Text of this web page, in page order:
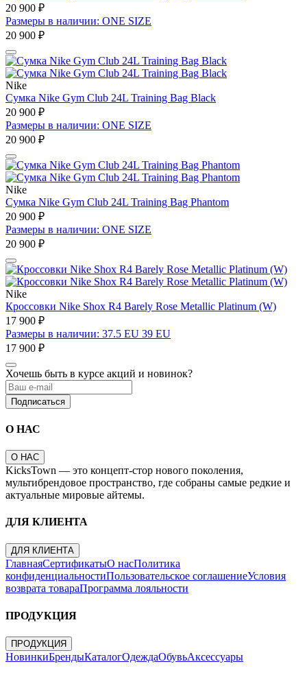
20 900 ₽
Размеры в наличии: ONE SIZE
20 900 ₽
Nike
Сумка Nike Gym Club 24L Training Bag Black
20 900 ₽
Размеры в наличии: ONE SIZE
20 900 ₽
Nike
Сумка Nike Gym Club 24L Training Bag Phantom
20 900 ₽
Размеры в наличии: ONE SIZE
20 900 ₽
Nike
Кроссовки Nike Shox R4 Barely Rose Metallic Platinum (W)
17 900 ₽
Размеры в наличии: 37.5 EU 39 EU
17 900 ₽
Хочешь быть в курсе акций и новинок?
Подписаться
О НАС
О НАС
KicksTown — это концепт-стор нового поколения,
мультибрендовое пространство, где собраны самые редкие и
актуальные мировые айтемы.
ДЛЯ КЛИЕНТА
ДЛЯ КЛИЕНТА
ГлавнаяСертификатыО насПолитика
конфиденциальностиПользовательское соглашениеУсловия
возврата товараПрограмма лояльности
ПРОДУКЦИЯ
ПРОДУКЦИЯ
НовинкиБрендыКаталогОдеждаОбувьАксессуары